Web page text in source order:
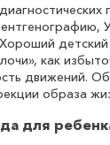
детский
как
движений.
образа
для